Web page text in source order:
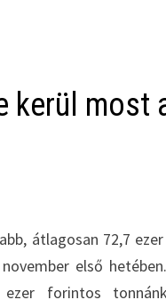
kerül most
átlagosan 72,7
első
ezer forintos